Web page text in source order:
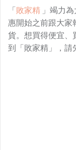
「敗家精 」竭力
惠開始之前跟大家
貨。想買得便宜、
到「敗家精」，請